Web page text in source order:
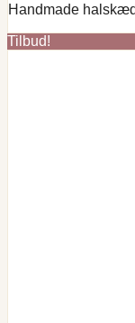
pris
Handmade
Tilbud!